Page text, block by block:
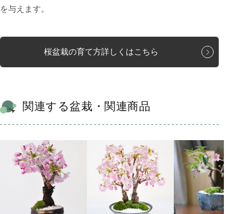
を与えます。
桜盆栽の育て方詳しくはこちら
関連する盆栽・関連商品